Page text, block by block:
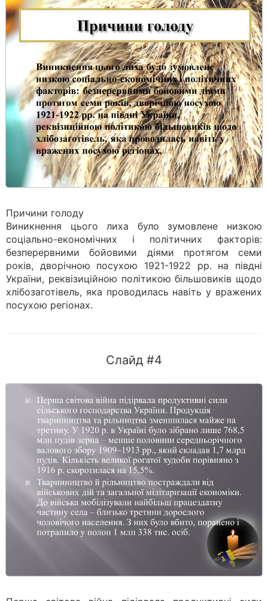
Причини голоду
Виникнення цього лиха було зумовлене низкою
соціально-економічних і політичних факторів:
безперервними бойовими діями протягом семи
років, дворічною посухою 1921-1922 рр. на півдні
України, реквізиційною політикою більшовиків щодо
хлібозаготівель, яка проводилась навіть у вражених
посухою регіонах.
Слайд #4